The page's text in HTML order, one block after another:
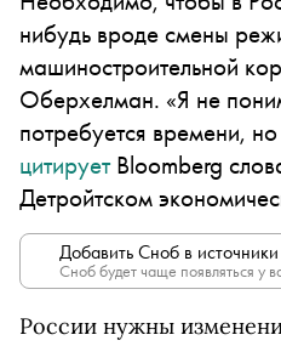
нибудь вроде смены
машиностроительной
Оберхелман. «Я не
потребуется времени,
цитируетBloomberg
Детройтском
Добавить Сноб в
Сноб будет чаще появляться у
России нужны